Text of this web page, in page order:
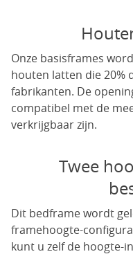
Onze basisframes
houten latten die 20%
fabrikanten. De
compatibel met de
verkrijgbaar zijn.
Twee
Dit bedframe wordt
framehoogte-
kunt u zelf de hoogte-